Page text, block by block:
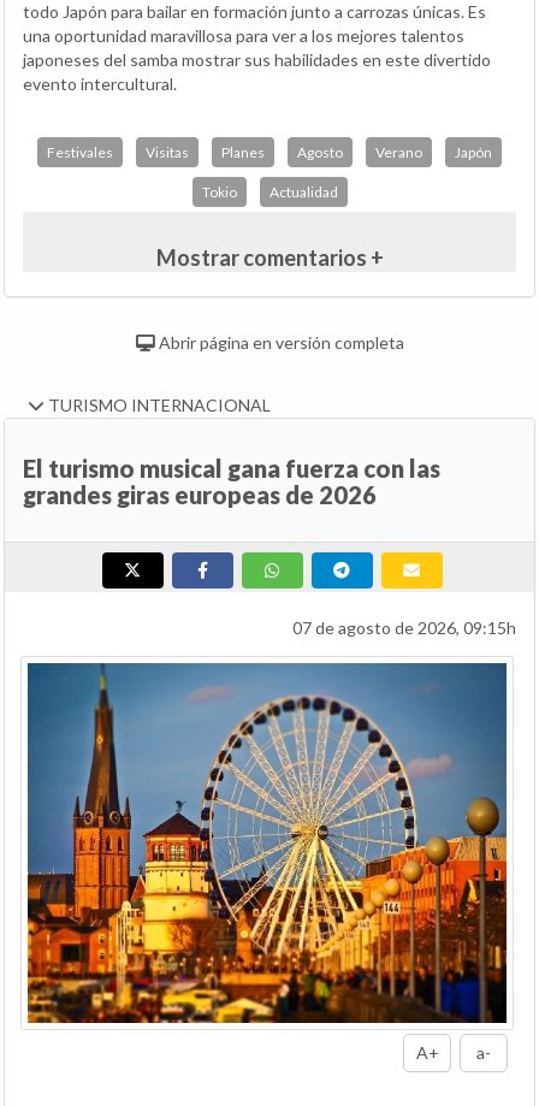
todo Japón para bailar en formación junto a carrozas únicas. Es
una oportunidad maravillosa para ver a los mejores talentos
japoneses del samba mostrar sus habilidades en este divertido
evento intercultural.
Festivales Visitas Planes Agosto Verano Japón
Tokio Actualidad
Mostrar comentarios +
Abrir página en versión completa
TURISMO INTERNACIONAL
El turismo musical gana fuerza con las
grandes giras europeas de 2026
07 de agosto de 2026, 09:15h
A+ a-